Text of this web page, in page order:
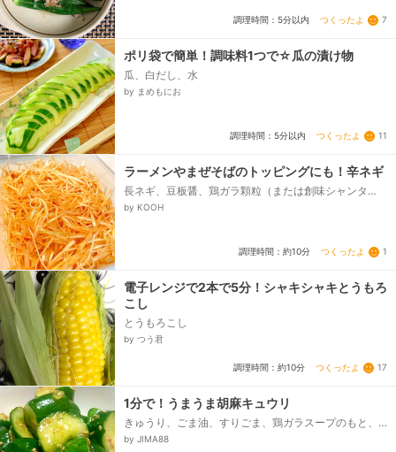
調理時間：5分以内 つくったよ 7
ポリ袋で簡単！調味料1つで☆瓜の漬け物
瓜、白だし、水
by まめもにお
調理時間：5分以内 つくったよ 11
ラーメンやまぜそばのトッピングにも！辛ネギ
長ネギ、豆板醤、鶏ガラ顆粒（または創味シャンタ
ン）、ごま油
by KOOH
調理時間：約10分 つくったよ 1
電子レンジで2本で5分！シャキシャキとうもろ
こし
とうもろこし
by つう君
調理時間：約10分 つくったよ 17
1分で！うまうま胡麻キュウリ
きゅうり、ごま油、すりごま、鶏ガラスープのもと、
ビニール袋
by JIMA88